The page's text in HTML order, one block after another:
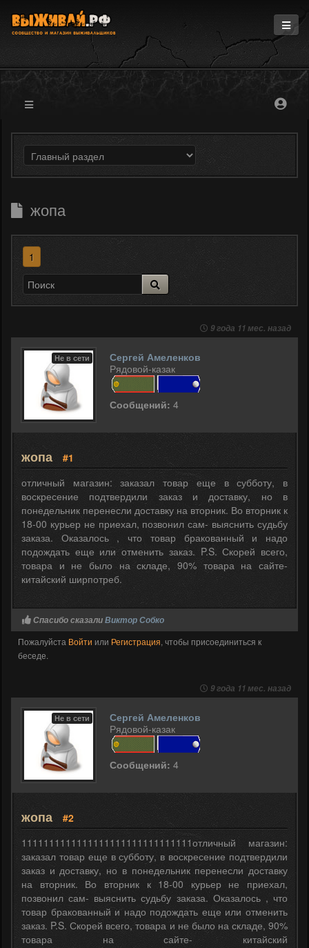
Информация
Магазин
Форум
жопа
1
9 года 11 мес. назад
Не в сети
Сергей Амеленков
Рядовой-казак
Сообщений: 4
жопа
#1
отличный магазин: заказал товар еще в субботу, в
воскресение подтвердили заказ и доставку, но в
понедельник перенесли доставку на вторник. Во вторник к
18-00 курьер не приехал, позвонил сам- выяснить судьбу
заказа. Оказалось , что товар бракованный и надо
подождать еще или отменить заказ. P.S. Скорей всего,
товара и не было на складе, 90% товара на сайте-
китайский ширпотреб.
Спасибо сказалиВиктор Собко
Пожалуйста Войти или Регистрация, чтобы присоединиться к
беседе.
9 года 11 мес. назад
Не в сети
Сергей Амеленков
Рядовой-казак
Сообщений: 4
жопа
#2
1111111111111111111111111111111отличный магазин:
заказал товар еще в субботу, в воскресение подтвердили
заказ и доставку, но в понедельник перенесли доставку
на вторник. Во вторник к 18-00 курьер не приехал,
позвонил сам- выяснить судьбу заказа. Оказалось , что
товар бракованный и надо подождать еще или отменить
заказ. P.S. Скорей всего, товара и не было на складе, 90%
товара на сайте- китайский